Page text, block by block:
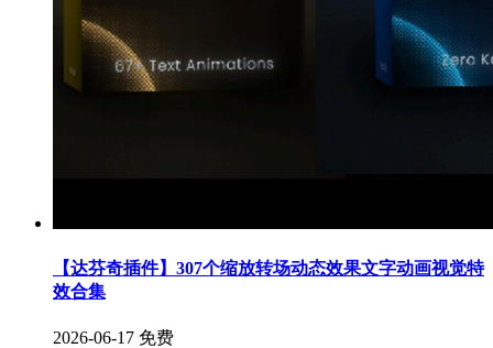
【达芬奇插件】307个缩放转场动态效果文字动画视觉特
效合集
2026-06-17 免费